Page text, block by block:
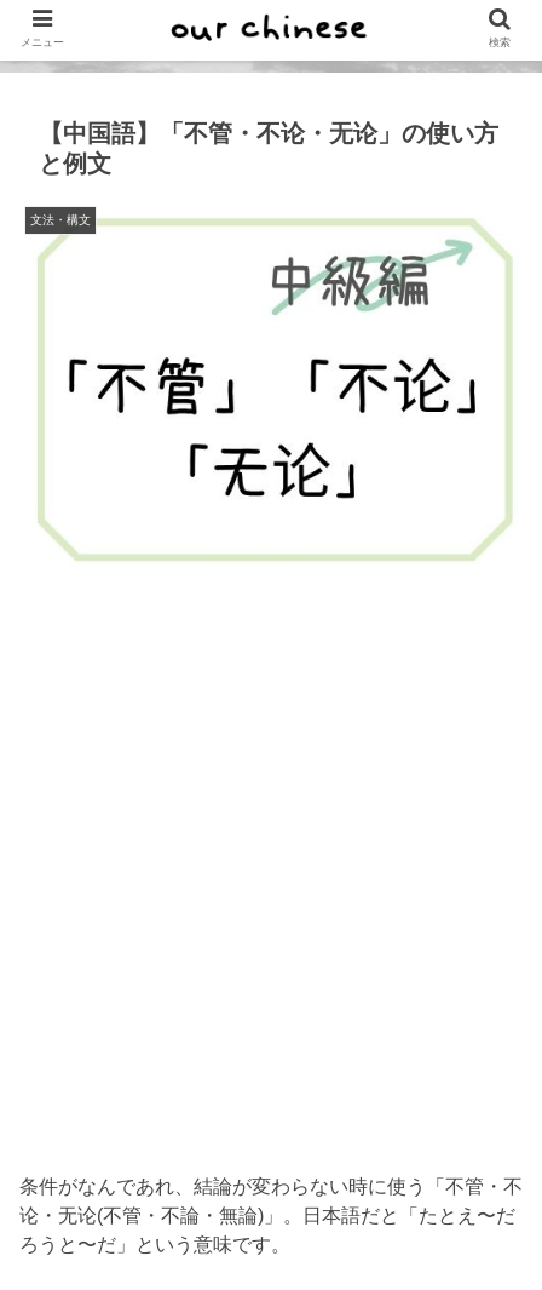
【中国語】「不管・不论・无论」の使い方
と例文
文法・構文
条件がなんであれ、結論が変わらない時に使う「不管・不
论・无论(不管・不論・無論)」。日本語だと「たとえ〜だ
ろうと〜だ」という意味です。
メニュー 検索